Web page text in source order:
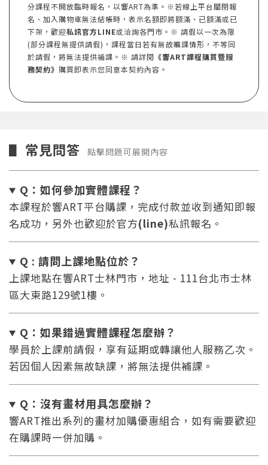
分課程不開放臨時報名，以響ART為準。※若線上平台關閉報
名、加入購物車無法結帳時，表示名額即將額滿、已額滿或已
下架，歡迎私訊官方LINE或洽詢各門市。※ 請假以一次為限
(部分課程無提供請假)，課程當日若有無故曠課情形，不等同
於請假，將無法提供補課。※ 請詳閱 《響ART課程購買暨服
務契約》 購買即表示您同意本契約內容。
▋ 常見問答 點擊問題可展開內容
Q：如何參加實體課程？
本課程於響ART平台購課，完成付款並收到通知即報
名成功，另外也歡迎於官方(line)私訊報名。
Q : 請問上課地點位於？
上課地點在響ART士林門市，地址 - 111台北市士林
區大東路129號1樓。
Q：如果錯過實體課程怎麼辦？
學員於上課前請假，享有延期或轉讓他人服務乙次。
若因個人因素無故缺課，將無法提供補課。
Q：沒有畫材用具怎麼辦？
響ART推出系列的畫材加購優惠組合，如有需要歡迎
在購課時一併加購。